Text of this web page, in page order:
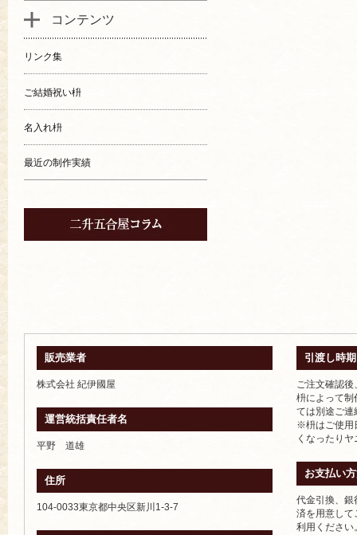
コンテンツ
リンク集
ご結婚祝い枡
名入れ枡
最近の制作実績
販売業者
株式会社 紀伊國屋
運営統括責任者名
平野 道雄
住所
104-0033東京都中央区新川1-3-7
引渡し時期
ご注文確認
枡によって制
ては別途ご連
※枡はご使用
くなったり
お支払い
代金引換、銀
済を用意して
利用ください